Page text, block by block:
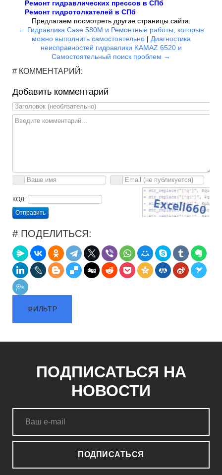
Ремонт гидравлических прессов в СПб
Ремонт гидротолкателей в СПб
Предлагаем посмотреть другие страницы сайта:
← Гидравлика Case 580M и Ремонтные работы, которые
можно выполнить самостоятельно| Диагностика
неисправностей гидравлики KAMAZ 6520 и
Самостоятельный поиск проблем →
# КОММЕНТАРИЙ:
Добавить комментарий
КОД:
Отправить
# ПОДЕЛИТЬСЯ:
ФИЛЬТР
ПОДПИСАТЬСЯ НА
НОВОСТИ
ПОДПИСАТЬСЯ